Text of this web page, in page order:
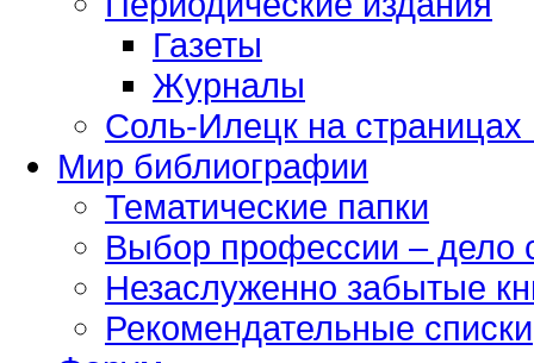
Газеты
Журналы
Соль-Илецк на
Мир библиографии
Тематические папки
Выбор профессии – дело
Незаслуженно забытые
Рекомендательные списки